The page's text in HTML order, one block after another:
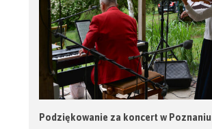
Podziękowanie za koncert w Poznaniu